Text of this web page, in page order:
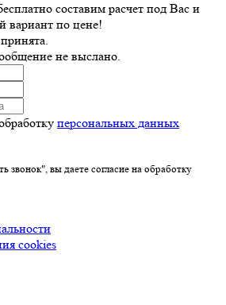
составим расчет под Вас и
вариант по цене!
не выслано.
персональных данных
звонок", вы даете согласие на обработку
cookies